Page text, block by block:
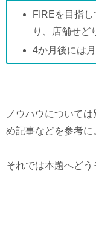
FIREを目指
り、店舗せど
4か月後には
ノウハウについて
め記事などを参考に
それでは本題へどう